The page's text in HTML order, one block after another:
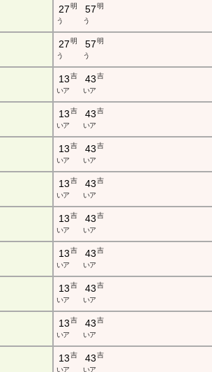
27明
う
57明
う
27明
う
57明
う
13吉
い ア
43吉
い ア
13吉
い ア
43吉
い ア
13吉
い ア
43吉
い ア
13吉
い ア
43吉
い ア
13吉
い ア
43吉
い ア
13吉
い ア
43吉
い ア
13吉
い ア
43吉
い ア
13吉
い ア
43吉
い ア
13吉
い ア
43吉
い ア